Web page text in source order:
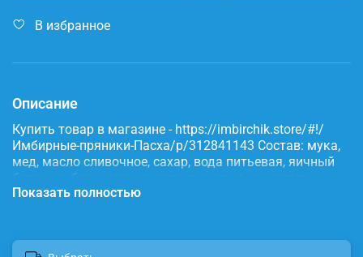
В избранное
Описание
Купить товар в магазине - https://imbirchik.store/#!/
Имбирные-пряники-Пасха/p/312841143 Состав: мука,
мед, масло сливочное, сахар, вода питьевая, яичный
белок, имбирь, корица, сода, пищевые красители.
Показать полностью